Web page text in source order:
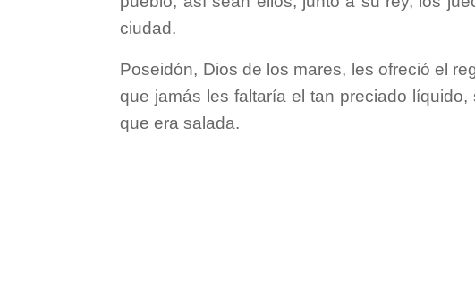
ciudad.
Poseidón, Dios de los mares, les ofreció el
que jamás les faltaría el tan preciado
que era salada.